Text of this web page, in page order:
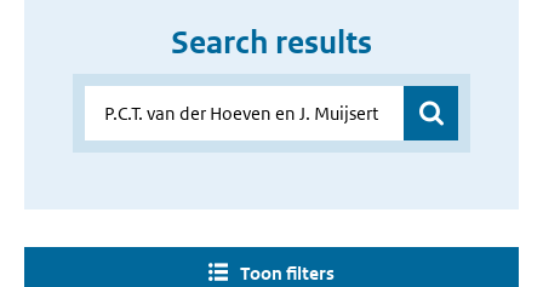
Search results
Toon filters